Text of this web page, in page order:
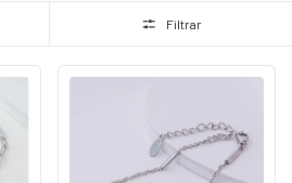
Filtrar